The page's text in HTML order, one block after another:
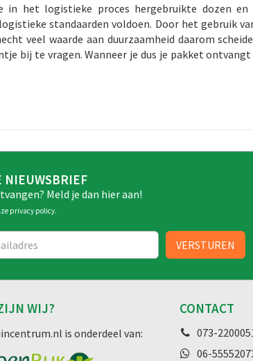
het logistieke proces hergebruikte dozen en
standaarden voldoen. Door het gebruik
veel waarde aan duurzaamheid daarom
bij te vragen. Wanneer je dus je pakket
NIEUWSBRIEF
Meld je dan hier aan!
privacy policy.
WIJ?
is onderdeel van:
CONTACT
073-
06-